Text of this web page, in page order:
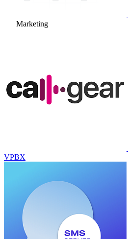
Marketing
VPBX